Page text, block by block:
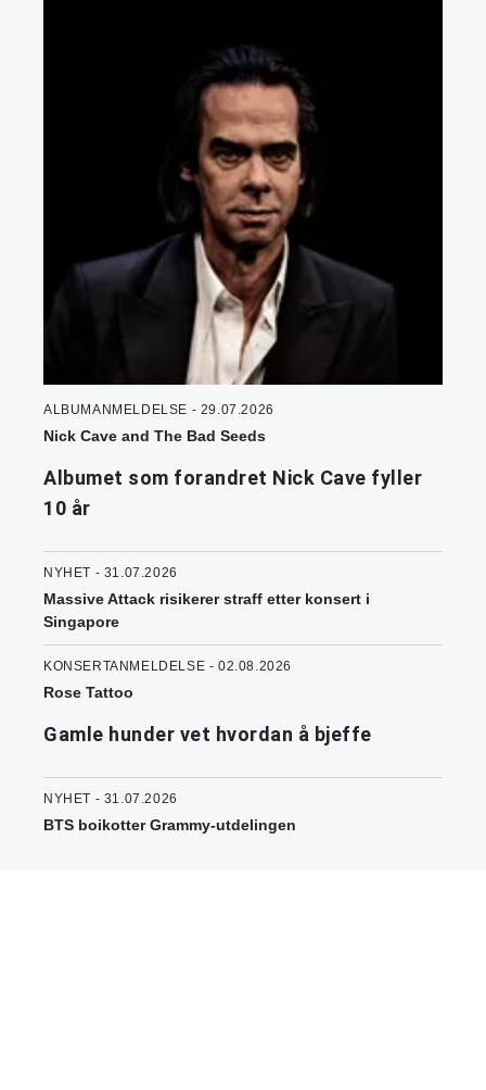
ALBUMANMELDELSE - 29.07.2026
Nick Cave and The Bad Seeds
Albumet som forandret Nick Cave fyller
10 år
NYHET - 31.07.2026
Massive Attack risikerer straff etter konsert i
Singapore
KONSERTANMELDELSE - 02.08.2026
Rose Tattoo
Gamle hunder vet hvordan å bjeffe
NYHET - 31.07.2026
BTS boikotter Grammy-utdelingen